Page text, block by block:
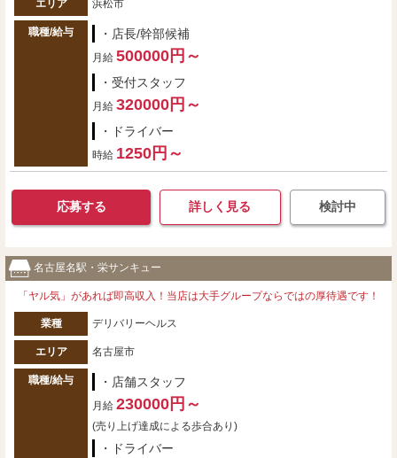
エリア 浜松市
職種/給与 ・店長/幹部候補
月給 500000円～
・受付スタッフ
月給 320000円～
・ドライバー
時給 1250円～
応募する 詳しく見る 検討中
名古屋名駅・栄サンキュー
「ヤル気」があれば即高収入！当店は大手グループならではの厚待遇です！
業種 デリバリーヘルス
エリア 名古屋市
職種/給与 ・店舗スタッフ
月給 230000円～
(売り上げ達成による歩合あり)
・ドライバー